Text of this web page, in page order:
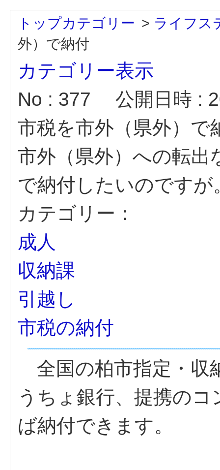
トップカテゴリー > ライフス
外）で納付
カテゴリー表示
No : 377
公開日時 :
市税を市外（県外）で
市外（県外）への転出
で納付したいのですが
カテゴリー：
成人
収納課
引越し
市税の納付
全国の柏市指定・収
うちょ銀行、提携の
ば納付できます。